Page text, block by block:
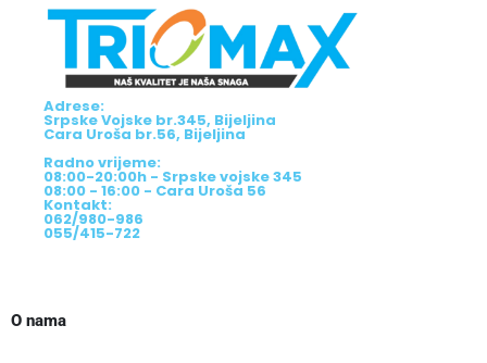
Adrese:
Srpske Vojske br.345, Bijeljina
Cara Uroša br.56, Bijeljina
Radno vrijeme:
08:00-20:00h - Srpske vojske 345
08:00 - 16:00 - Cara Uroša 56
Kontakt:
062/980-986
055/415-722
O nama